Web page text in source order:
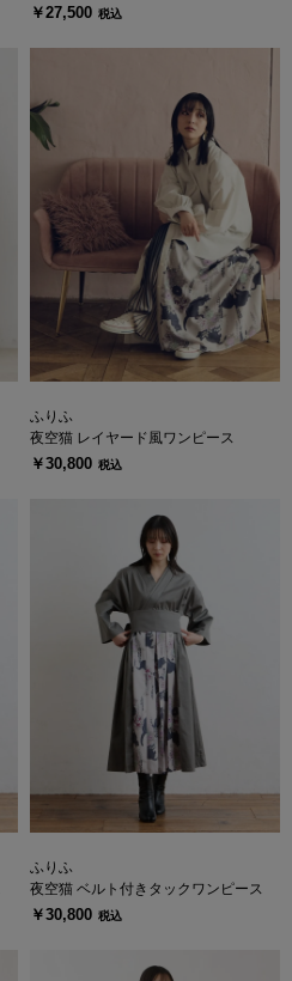
￥27,500 税込
ふりふ
夜空猫 レイヤード風ワンピース
￥30,800 税込
ふりふ
夜空猫 ベルト付きタックワンピース
￥30,800 税込